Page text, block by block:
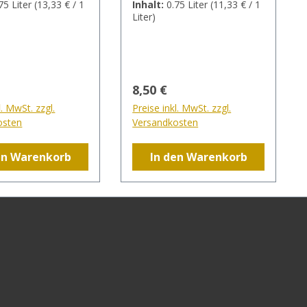
feinen
Liter(13,33 € / 1
Preis:
MwSt. zzgl.
Warenkorb
Bocksbeutel abgefüllt
Inhalt:0.75 Liter(11,33 € / 1
Liter)
Regulärer Preis:
8,50 €
Preise inkl. MwSt. zzgl.
Versandkosten
In den Warenkorb